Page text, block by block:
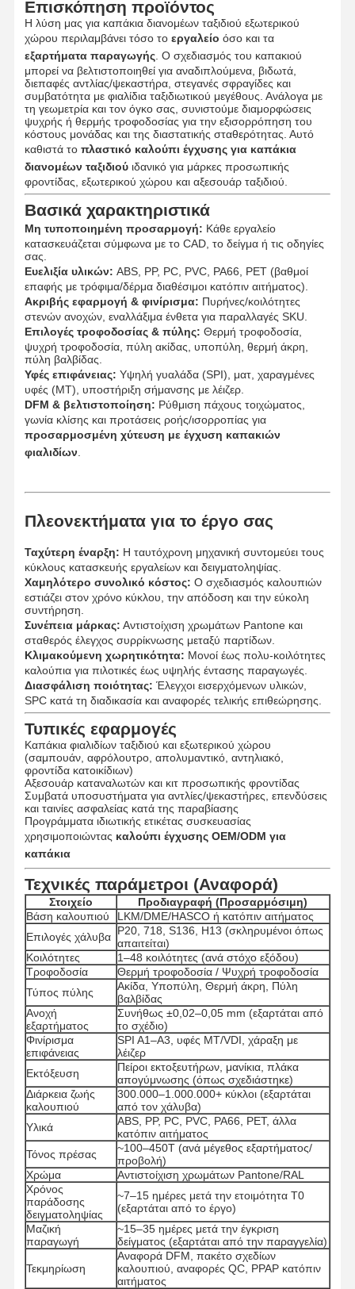
Προϊόντα που σχηματίζονται με ένεση
Καλούπι χύτευσης
Επισκόπηση προϊόντος
Η λύση μας για καπάκια διανομέων ταξιδιού εξωτερικού
χώρου περιλαμβάνει τόσο το εργαλείο όσο και τα
εξαρτήματα παραγωγής. Ο σχεδιασμός του καπακιού
μπορεί να βελτιστοποιηθεί για αναδιπλούμενα, βιδωτά,
διεπαφές αντλίας/ψεκαστήρα, στεγανές σφραγίδες και
συμβατότητα με φιαλίδια ταξιδιωτικού μεγέθους. Ανάλογα με
τη γεωμετρία και τον όγκο σας, συνιστούμε διαμορφώσεις
ψυχρής ή θερμής τροφοδοσίας για την εξισορρόπηση του
κόστους μονάδας και της διαστατικής σταθερότητας. Αυτό
καθιστά το πλαστικό καλούπι έγχυσης για καπάκια
διανομέων ταξιδιούιδανικό για μάρκες προσωπικής
φροντίδας, εξωτερικού χώρου και αξεσουάρ ταξιδιού.
Βασικά χαρακτηριστικά
Μη τυποποιημένη προσαρμογή: Κάθε εργαλείο
κατασκευάζεται σύμφωνα με το CAD, το δείγμα ή τις οδηγίες
σας.
Ευελιξία υλικών: ABS, PP, PC, PVC, PA66, PET (βαθμοί
επαφής με τρόφιμα/δέρμα διαθέσιμοι κατόπιν αιτήματος).
Ακριβής εφαρμογή & φινίρισμα: Πυρήνες/κοιλότητες
στενών ανοχών, εναλλάξιμα ένθετα για παραλλαγές SKU.
Επιλογές τροφοδοσίας & πύλης: Θερμή τροφοδοσία,
ψυχρή τροφοδοσία, πύλη ακίδας, υποπύλη, θερμή άκρη,
πύλη βαλβίδας.
Υφές επιφάνειας: Υψηλή γυαλάδα (SPI), ματ, χαραγμένες
υφές (MT), υποστήριξη σήμανσης με λέιζερ.
DFM & βελτιστοποίηση: Ρύθμιση πάχους τοιχώματος,
γωνία κλίσης και προτάσεις ροής/ισορροπίας για
προσαρμοσμένη χύτευση με έγχυση καπακιών
φιαλιδίων.
Πλεονεκτήματα για το έργο σας
Ταχύτερη έναρξη: Η ταυτόχρονη μηχανική συντομεύει τους
κύκλους κατασκευής εργαλείων και δειγματοληψίας.
Χαμηλότερο συνολικό κόστος: Ο σχεδιασμός καλουπιών
εστιάζει στον χρόνο κύκλου, την απόδοση και την εύκολη
συντήρηση.
Συνέπεια μάρκας: Αντιστοίχιση χρωμάτων Pantone και
σταθερός έλεγχος συρρίκνωσης μεταξύ παρτίδων.
Κλιμακούμενη χωρητικότητα: Μονοί έως πολυ-κοιλότητες
καλούπια για πιλοτικές έως υψηλής έντασης παραγωγές.
Διασφάλιση ποιότητας: Έλεγχοι εισερχόμενων υλικών,
SPC κατά τη διαδικασία και αναφορές τελικής επιθεώρησης.
Τυπικές εφαρμογές
Καπάκια φιαλιδίων ταξιδιού και εξωτερικού χώρου
(σαμπουάν, αφρόλουτρο, απολυμαντικό, αντηλιακό,
φροντίδα κατοικίδιων)
Αξεσουάρ καταναλωτών και κιτ προσωπικής φροντίδας
Συμβατά υποσυστήματα για αντλίες/ψεκαστήρες, επενδύσεις
και ταινίες ασφαλείας κατά της παραβίασης
Προγράμματα ιδιωτικής ετικέτας συσκευασίας
χρησιμοποιώντας καλούπι έγχυσης OEM/ODM για
καπάκια
Τεχνικές παράμετροι (Αναφορά)
Στοιχείο
Προδιαγραφή (Προσαρμόσιμη)
Βάση καλουπιού
LKM/DME/HASCO ή κατόπιν αιτήματος
Επιλογές χάλυβα P20, 718, S136, H13 (σκληρυμένοι όπως
απαιτείται)
Κοιλότητες
1–48 κοιλότητες (ανά στόχο εξόδου)
Τροφοδοσία
Θερμή τροφοδοσία / Ψυχρή τροφοδοσία
Τύπος πύλης
Ακίδα, Υποπύλη, Θερμή άκρη, Πύλη
βαλβίδας
Ανοχή
εξαρτήματος
Συνήθως ±0,02–0,05 mm (εξαρτάται από
το σχέδιο)
Φινίρισμα
επιφάνειας
SPI A1–A3, υφές MT/VDI, χάραξη με
λέιζερ
Εκτόξευση
Πείροι εκτοξευτήρων, μανίκια, πλάκα
απογύμνωσης (όπως σχεδιάστηκε)
Διάρκεια ζωής
καλουπιού
300.000–1.000.000+ κύκλοι (εξαρτάται
από τον χάλυβα)
Υλικά
ABS, PP, PC, PVC, PA66, PET, άλλα
κατόπιν αιτήματος
Τόνος πρέσας
~100–450T (ανά μέγεθος εξαρτήματος/
προβολή)
Χρώμα
Αντιστοίχιση χρωμάτων Pantone/RAL
Χρόνος
παράδοσης
δειγματοληψίας
~7–15 ημέρες μετά την ετοιμότητα T0
(εξαρτάται από το έργο)
Μαζική
παραγωγή
~15–35 ημέρες μετά την έγκριση
δείγματος (εξαρτάται από την παραγγελία)
Τεκμηρίωση
Αναφορά DFM, πακέτο σχεδίων
καλουπιού, αναφορές QC, PPAP κατόπιν
αιτήματος